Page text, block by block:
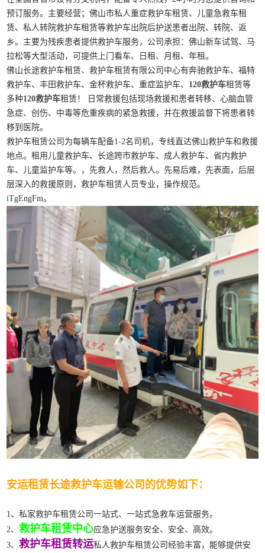
预订服务。主要经营；佛山市私人重症救护车租赁、儿童急救车租
赁、私人转院救护车租赁等救护车出院后护送患者出院、转院、返
乡。主要为残疾患者提供救护车服务，公司承担：佛山新车试驾、马
拉松等大型活动，可提供上门看车、日租、月租、年租。
佛山长途救护车租赁、救护车租赁有限公司中心有奔驰救护车、福特
救护车、丰田救护车、金杯救护车、重症监护车、 120救护车租赁等
多种120救护车租赁！ 日常救援包括现场救援和患者转移、心脑血管
急症、创伤、中毒等危重疾病的紧急救援，并在救援监督下将患者转
移到医院。
救护车租赁公司为每辆车配备1-2名司机，专线直达佛山救护车和救援
地点。租用儿童救护车、长途跨市救护车、成人救护车、省内救护
车、儿童监护车等。，先救人，然后救人。先易后难，先表面，后层
层深入的救援原则，救护车租赁人员专业，操作规范。
iTgEngFm。
安运租赁长途救护车运输公司的优势如下：
1、私家救护车租赁公司一站式、一站式急救车运营服务。
2、救护车租赁中心应急护送服务安全、安全、高效。
3、救护车租赁转运私人救护车租赁公司经验丰富，能够提供安